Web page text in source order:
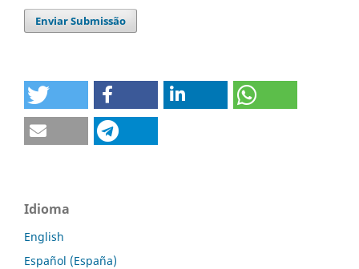
Enviar Submissão
Idioma
English
Español (España)